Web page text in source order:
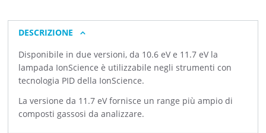
DESCRIZIONE
Disponibile in due versioni, da 10.6 eV e 11.7 eV la
lampada IonScience è utilizzabile negli strumenti con
tecnologia PID della IonScience.
La versione da 11.7 eV fornisce un range più ampio di
composti gassosi da analizzare.